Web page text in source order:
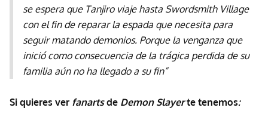
se espera que Tanjiro viaje hasta Swordsmith Village
con el fin de reparar la espada que necesita para
seguir matando demonios. Porque la venganza que
inició como consecuencia de la trágica perdida de su
familia aún no ha llegado a su fin”
Si quieres ver fanartsde Demon Slayerte tenemos: